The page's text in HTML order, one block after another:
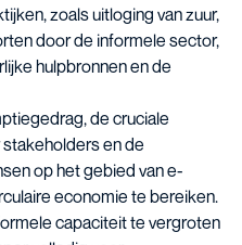
zoals uitloging van zuur,
door de informele sector,
hulpbronnen en de
de cruciale
en de
op het gebied van e-
economie te bereiken.
capaciteit te vergroten